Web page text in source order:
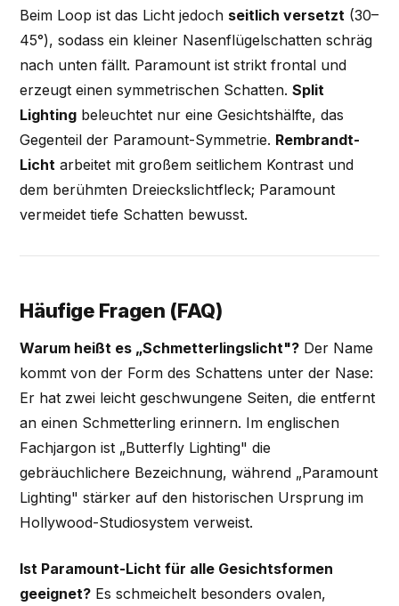
Beim Loop ist das Licht jedoch seitlich versetzt (30–
45°), sodass ein kleiner Nasenflügelschatten schräg
nach unten fällt. Paramount ist strikt frontal und
erzeugt einen symmetrischen Schatten.Split
Lighting beleuchtet nur eine Gesichtshälfte, das
Gegenteil der Paramount-Symmetrie. Rembrandt-
Licht arbeitet mit großem seitlichem Kontrast und
dem berühmten Dreieckslichtfleck; Paramount
vermeidet tiefe Schatten bewusst.
Häufige Fragen (FAQ)
Warum heißt es „Schmetterlingslicht"? Der Name
kommt von der Form des Schattens unter der Nase:
Er hat zwei leicht geschwungene Seiten, die entfernt
an einen Schmetterling erinnern. Im englischen
Fachjargon ist „Butterfly Lighting" die
gebräuchlichere Bezeichnung, während „Paramount
Lighting" stärker auf den historischen Ursprung im
Hollywood-Studiosystem verweist.
Ist Paramount-Licht für alle Gesichtsformen
geeignet? Es schmeichelt besonders ovalen,